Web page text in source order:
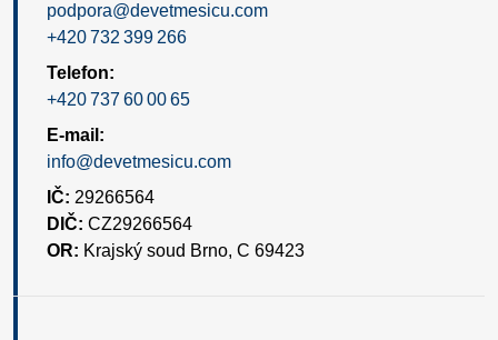
podpora@devetmesicu.com
+420 732 399 266
Telefon:
+420 737 60 00 65
E-mail:
info@devetmesicu.com
IČ: 29266564
DIČ: CZ29266564
OR: Krajský soud Brno, C 69423